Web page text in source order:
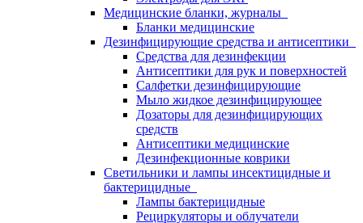
Медицинские бланки, журналы
Бланки медицинские
Дезинфицирующие средства и антисептики
Средства для дезинфекции
Антисептики для рук и поверхностей
Салфетки дезинфицирующие
Мыло жидкое дезинфицирующее
Дозаторы для дезинфицирующих
средств
Антисептики медицинские
Дезинфекционные коврики
Светильники и лампы инсектицидные и
бактерицидные
Лампы бактерицидные
Рециркуляторы и облучатели